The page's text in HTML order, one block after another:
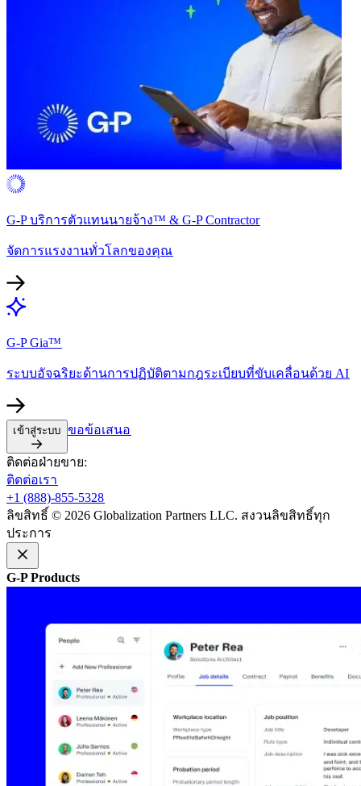
G-P บริการตัวแทนนายจ้าง™ & G-P Contractor​​
จัดการแรงงานทั่วโลกของคุณ​​
G-P Gia™​​
ระบบอัจฉริยะด้านการปฏิบัติตามกฎระเบียบที่ขับเคลื่อนด้วย AI​​
เข้าสู่ระบบ​​ ขอข้อเสนอ​​
ติดต่อฝ่ายขาย:​​
ติดต่อเรา​​
+1 (888)-855-5328​​
ลิขสิทธิ์ © 2026 Globalization Partners LLC. สงวนลิขสิทธิ์ทุก
ประการ​​
G-P Products​​